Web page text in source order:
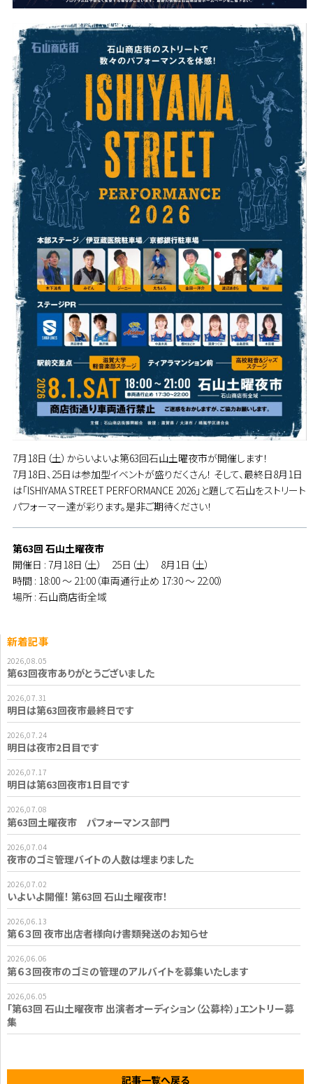
7月18日（土）からいよいよ第63回石山土曜夜市が開催します！
7月18日、25日は参加型イベントが盛りだくさん！ そして、最終日8月1日
は「ISHIYAMA STREET PERFORMANCE 2026」と題して石山をストリート
パフォーマー達が彩ります。是非ご期待ください！
第63回 石山土曜夜市
開催日 : 7月18日（土） 25日（土） 8月1日（土）
時間 : 18:00 ～ 21:00（車両通行止め 17:30 ～ 22:00）
場所 : 石山商店街全域
新着記事
2026,08.05
第63回夜市ありがとうございました
2026,07.31
明日は第63回夜市最終日です
2026,07.24
明日は夜市2日目です
2026,07.17
明日は第63回夜市1日目です
2026,07.08
第63回土曜夜市 パフォーマンス部門
2026,07.04
夜市のゴミ管理バイトの人数は埋まりました
2026,07.02
いよいよ開催！ 第63回 石山土曜夜市！
2026,06.13
第６３回 夜市出店者様向け書類発送のお知らせ
2026,06.06
第６３回夜市のゴミの管理のアルバイトを募集いたします
2026,06.05
「第63回 石山土曜夜市 出演者オーディション（公募枠）」エントリー募
集
記事一覧へ戻る